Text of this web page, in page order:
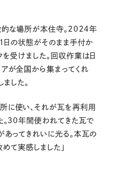
的な場所が本住寺。2024年
日の状態がそのまま手付か
を受けました。回収作業は日
が全国から集まってくれ
した。
に使い、それが瓦を再利用
。30年間使われてきた瓦で
あってきれいに光る。本瓦の
て実感しました」